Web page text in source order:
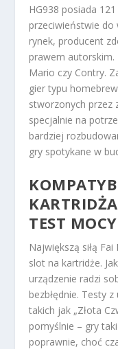
HG938 posiada
przeciwieństwie do
rynek, producent
prawem autorskim.
Mario czy Contry.
gier typu
stworzonych przez
specjalnie na
bardziej
gry spotykane w
TEST MOCY
Największą siłą
slot na kartridże.
urządzenie radzi
bezbłędnie. Testy
takich jak „Złota
pomyślnie – gry
poprawnie, choć